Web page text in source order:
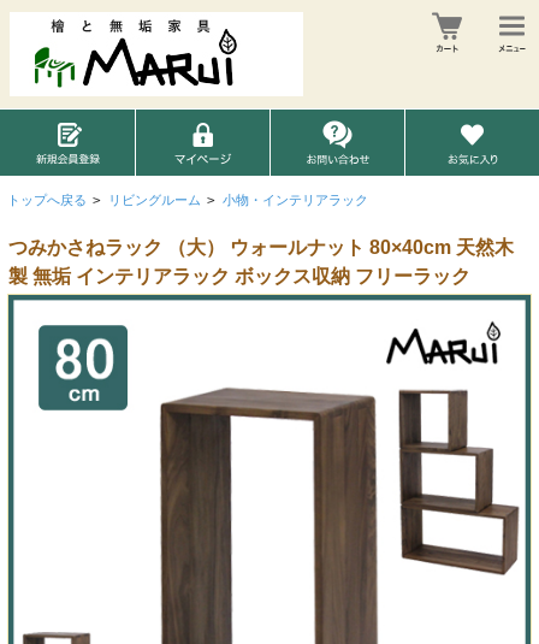
トップへ戻る > リビングルーム > 小物・インテリアラック
つみかさねラック （大） ウォールナット 80×40cm 天然木
製 無垢 インテリアラック ボックス収納 フリーラック